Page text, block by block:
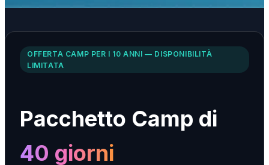
OFFERTA CAMP PER I 10 ANNI — DISPONIBILITÀ
LIMITATA
Pacchetto Camp di
40 giorni